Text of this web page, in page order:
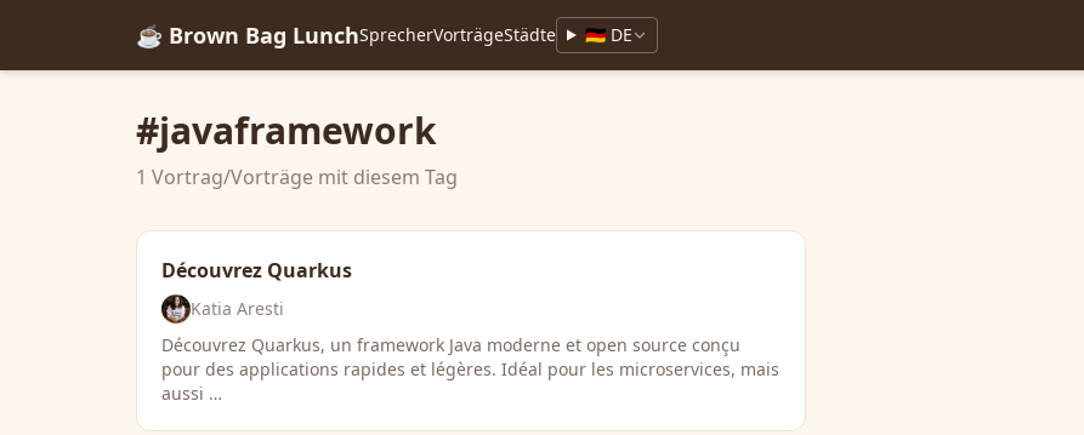
☕ Brown Bag LunchSprecherVorträgeStädte 🇩🇪 DE
#javaframework
1 Vortrag/Vorträge mit diesem Tag
Découvrez Quarkus
Katia Aresti
Découvrez Quarkus, un framework Java moderne et open source conçu
pour des applications rapides et légères. Idéal pour les microservices, mais
aussi …